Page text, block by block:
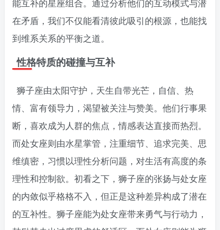
在矛盾，我们不仅能看清彼此吸引的根源，也能找
到维系关系的平衡之道。
性格特质的碰撞与互补
狮子座由太阳守护，天生自带光芒，自信、热
情、富有领导力，渴望被关注与赞美。他们行事果
断，喜欢成为人群的焦点，情感表达直接而热烈。
而处女座则由水星掌管，注重细节、追求完美、思
维缜密，习惯以理性分析问题，对生活有高度的条
理性和控制欲。初看之下，狮子座的张扬与处女座
的内敛似乎格格不入，但正是这种差异构成了潜在
的互补性。狮子座能为处女座带来勇气与行动力，